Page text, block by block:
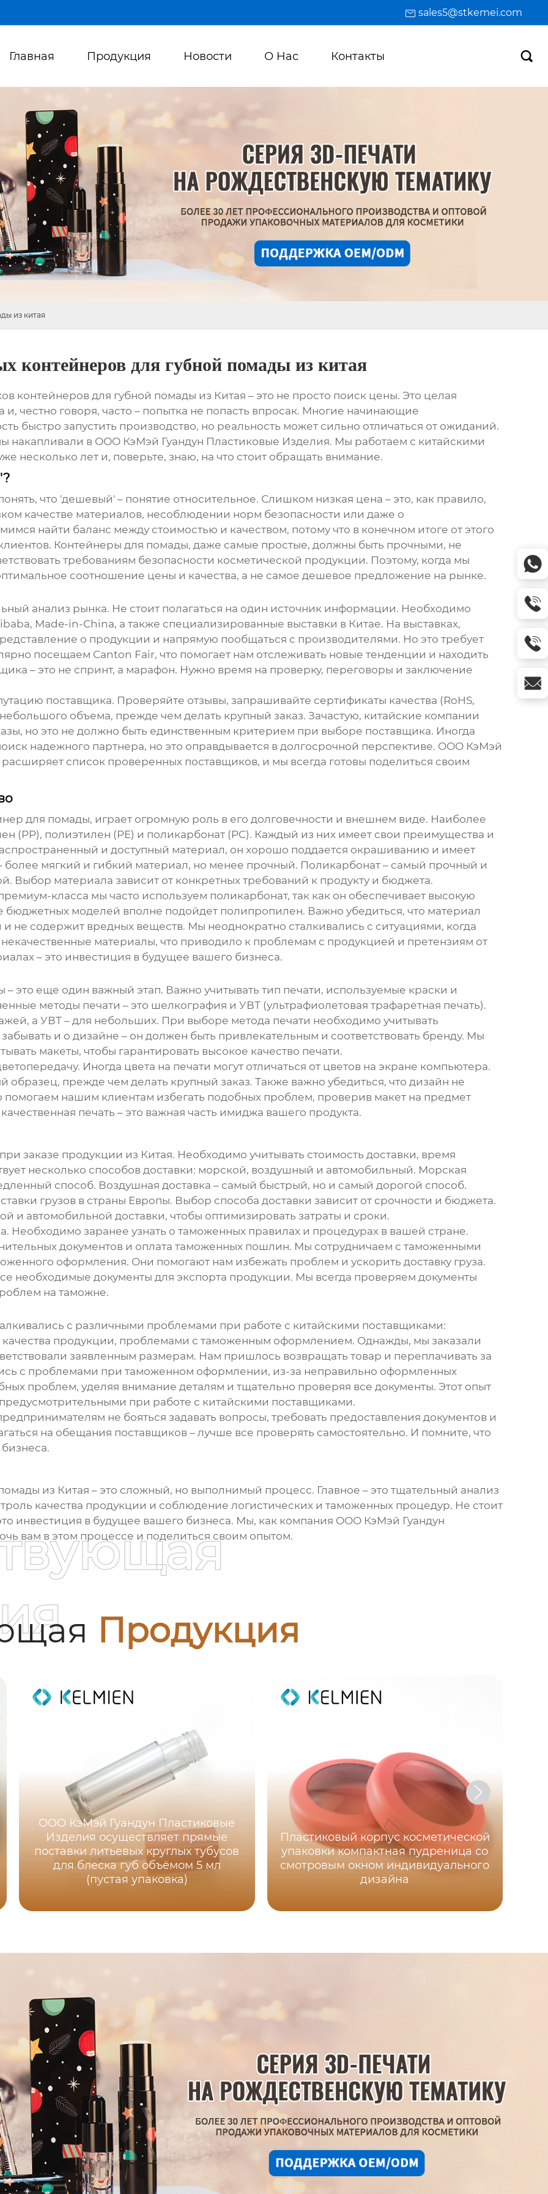
sales5@stkemei.com
Главная Продукция Новости О Hас Контакты 
из китая
контейнеров для губной помады из китая
контейнеров для губной помады из Китая – это не просто поиск цены. Это целая
честно говоря, часто – попытка не попасть впросак. Многие начинающие
быстро запустить производство, но реальность может сильно отличаться от ожиданий.
накапливали в ООО КэМэй Гуандун Пластиковые Изделия. Мы работаем с китайскими
несколько лет и, поверьте, знаю, на что стоит обращать внимание.
что 'дешевый' – понятие относительное. Слишком низкая цена – это, как правило,
качестве материалов, несоблюдении норм безопасности или даже о
найти баланс между стоимостью и качеством, потому что в конечном итоге от этого
Контейнеры для помады, даже самые простые, должны быть прочными, не
требованиям безопасности косметической продукции. Поэтому, когда мы
соотношение цены и качества, а не самое дешевое предложение на рынке.
анализ рынка. Не стоит полагаться на один источник информации. Необходимо
Made-in-China, а также специализированные выставки в Китае. На выставках,
о продукции и напрямую пообщаться с производителями. Но это требует
посещаем Canton Fair, что помогает нам отслеживать новые тенденции и находить
– это не спринт, а марафон. Нужно время на проверку, переговоры и заключение
поставщика. Проверяйте отзывы, запрашивайте сертификаты качества (RoHS,
небольшого объема, прежде чем делать крупный заказ. Зачастую, китайские компании
но это не должно быть единственным критерием при выборе поставщика. Иногда
надежного партнера, но это оправдывается в долгосрочной перспективе. ООО КэМэй
список проверенных поставщиков, и мы всегда готовы поделиться своим
для помады, играет огромную роль в его долговечности и внешнем виде. Наиболее
(PP), полиэтилен (PE) и поликарбонат (PC). Каждый из них имеет свои преимущества и
и доступный материал, он хорошо поддается окрашиванию и имеет
мягкий и гибкий материал, но менее прочный. Поликарбонат – самый прочный и
Выбор материала зависит от конкретных требований к продукту и бюджета.
класса мы часто используем поликарбонат, так как он обеспечивает высокую
бюджетных моделей вполне подойдет полипропилен. Важно убедиться, что материал
и не содержит вредных веществ. Мы неоднократно сталкивались с ситуациями, когда
материалы, что приводило к проблемам с продукцией и претензиям от
– это инвестиция в будущее вашего бизнеса.
– это еще один важный этап. Важно учитывать тип печати, используемые краски и
методы печати – это шелкография и УВТ (ультрафиолетовая трафаретная печать).
а УВТ – для небольших. При выборе метода печати необходимо учитывать
и о дизайне – он должен быть привлекательным и соответствовать бренду. Мы
макеты, чтобы гарантировать высокое качество печати.
Иногда цвета на печати могут отличаться от цветов на экране компьютера.
образец, прежде чем делать крупный заказ. Также важно убедиться, что дизайн не
нашим клиентам избегать подобных проблем, проверив макет на предмет
печать – это важная часть имиджа вашего продукта.
заказе продукции из Китая. Необходимо учитывать стоимость доставки, время
несколько способов доставки: морской, воздушный и автомобильный. Морская
способ. Воздушная доставка – самый быстрый, но и самый дорогой способ.
грузов в страны Европы. Выбор способа доставки зависит от срочности и бюджета.
и автомобильной доставки, чтобы оптимизировать затраты и сроки.
Необходимо заранее узнать о таможенных правилах и процедурах в вашей стране.
документов и оплата таможенных пошлин. Мы сотрудничаем с таможенными
оформления. Они помогают нам избежать проблем и ускорить доставку груза.
необходимые документы для экспорта продукции. Мы всегда проверяем документы
на таможне.
с различными проблемами при работе с китайскими поставщиками:
качества продукции, проблемами с таможенным оформлением. Однажды, мы заказали
заявленным размерам. Нам пришлось возвращать товар и переплачивать за
с проблемами при таможенном оформлении, из-за неправильно оформленных
проблем, уделяя внимание деталям и тщательно проверяя все документы. Этот опыт
при работе с китайскими поставщиками.
не бояться задавать вопросы, требовать предоставления документов и
на обещания поставщиков – лучше все проверять самостоятельно. И помните, что
из Китая – это сложный, но выполнимый процесс. Главное – это тщательный анализ
качества продукции и соблюдение логистических и таможенных процедур. Не стоит
инвестиция в будущее вашего бизнеса. Мы, как компания ООО КэМэй Гуандун
вам в этом процессе и поделиться своим опытом.
Продукция
ООО КэМэй Гуандун Пластиковые
Изделия осуществляет прямые
поставки литьевых круглых тубусов
для блеска губ объёмом 5 мл
(пустая упаковка)
Пластиковый корпус косметической
упаковки компактная пудреница со
смотровым окном индивидуального
дизайна